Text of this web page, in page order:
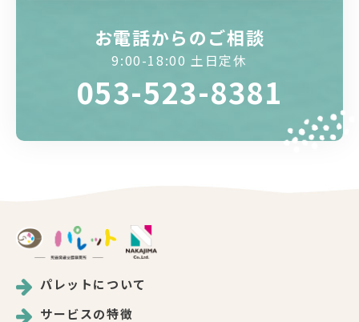
お電話からのご相談
9:00-18:00 土日定休
053-523-8381
パレットについて
サービスの特徴